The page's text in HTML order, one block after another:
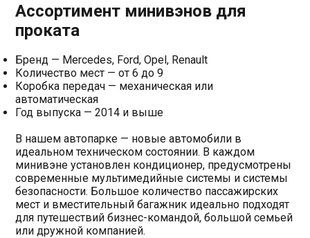
Ассортимент минивэнов для
проката
Бренд — Mercedes, Ford, Opel, Renault
Количество мест — от 6 до 9
Коробка передач — механическая или
автоматическая
Год выпуска — 2014 и выше
В нашем автопарке — новые автомобили в
идеальном техническом состоянии. В каждом
минивэне установлен кондиционер, предусмотрены
современные мультимедийные системы и системы
безопасности. Большое количество пассажирских
мест и вместительный багажник идеально подходят
для путешествий бизнес-командой, большой семьей
или дружной компанией.